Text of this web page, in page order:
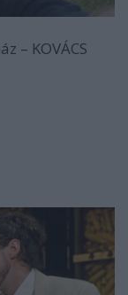
– KOVÁCS